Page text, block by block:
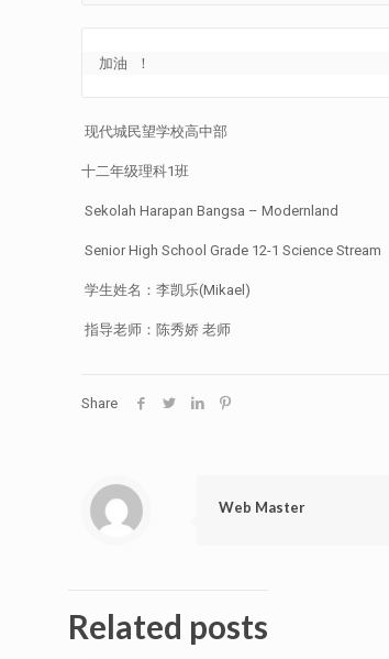
加油 ！
现代城民望学校高中部
十二年级理科1班
Sekolah Harapan Bangsa – Modernland
Senior High School Grade 12-1 Science Stream
学生姓名：李凯乐(Mikael)
指导老师：陈秀娇 老师
Share
Web Master
Related posts